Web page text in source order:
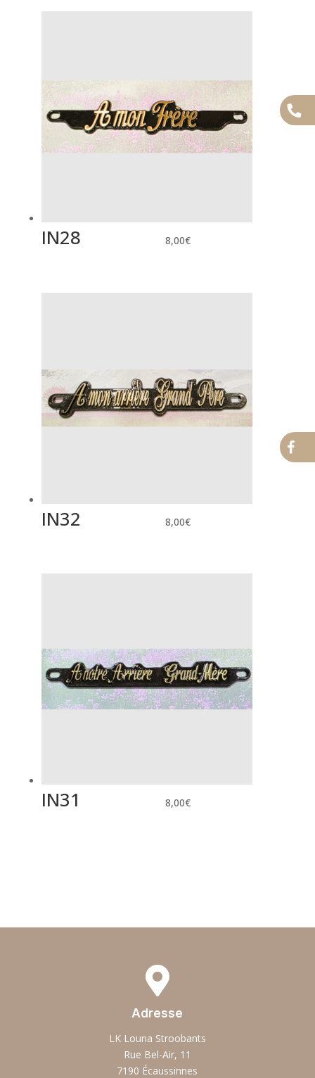
IN28 8,00€
IN32 8,00€
IN31 8,00€

Adresse
LK Louna Stroobants
Rue Bel-Air, 11
7190 Écaussinnes